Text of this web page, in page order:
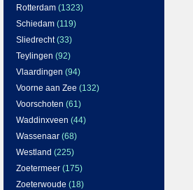
Rotterdam (1323)
Schiedam (119)
Sliedrecht(33)
Teylingen (92)
Vlaardingen (94)
Voorne aan Zee (132)
Voorschoten (61)
Waddinxveen (44)
Wassenaar (68)
Westland (225)
Zoetermeer (175)
Zoeterwoude (18)